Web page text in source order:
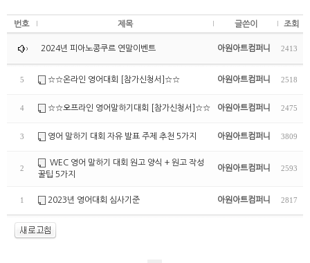
번호 제목 글쓴이 조회
2024년 피아노콩쿠르 연말이벤트 아원아트컴퍼니 2413
5 ☆☆온라인 영어대회 [참가신청서]☆☆ 아원아트컴퍼니 2518
4 ☆☆오프라인 영어말하기대회 [참가신청서]☆☆ 아원아트컴퍼니 2475
3 영어 말하기 대회 자유 발표 주제 추천 5가지 아원아트컴퍼니 3809
2
WEC 영어 말하기 대회 원고 양식 + 원고 작성
꿀팁 5가지
아원아트컴퍼니 2593
1 2023년 영어대회 심사기준 아원아트컴퍼니 2817